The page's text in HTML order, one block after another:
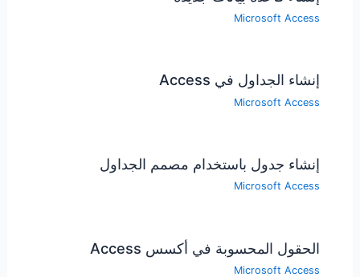
Microsoft Access
إنشاء الجداول في Access
Microsoft Access
إنشاء جدول باستخدام مصمم الجداول
Microsoft Access
الحقول المحسوبة في أكسس Access
Microsoft Access